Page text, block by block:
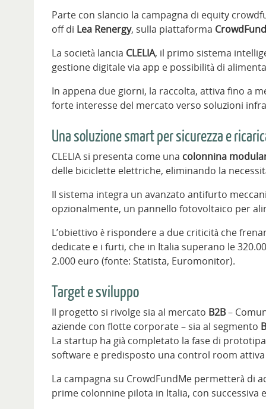
Parte con slancio la campagna di equity
off di Lea Renergy, sulla piattaforma
La società lancia CLELIA, il primo sistema
gestione digitale via app e possibilità di
In appena due giorni, la raccolta, attiva fino a
forte interesse del mercato verso soluzioni
Una soluzione smart per sicurezza e
CLELIA si presenta come una colonnina
delle biciclette elettriche, eliminando la
Il sistema integra un avanzato antifurto
opzionalmente, un pannello fotovoltaico per
L’obiettivo è rispondere a due criticità che
dedicate e i furti, che in Italia superano le
2.000 euro (fonte: Statista, Euromonitor).
Target e sviluppo
Il progetto si rivolge sia al mercato B2B–
aziende con flotte corporate – sia al segmento
La startup ha già completato la fase di
software e predisposto una control room attiva
La campagna su CrowdFundMe permetterà di
prime colonnine pilota in Italia, con successiva